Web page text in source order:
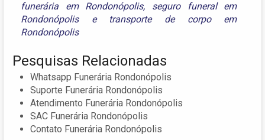
funerária em Rondonópolis, seguro funeral em
Rondonópolise transporte de corpo em
Rondonópolis
Pesquisas Relacionadas
Whatsapp Funerária Rondonópolis
Suporte Funerária Rondonópolis
Atendimento Funerária Rondonópolis
SAC Funerária Rondonópolis
Contato Funerária Rondonópolis